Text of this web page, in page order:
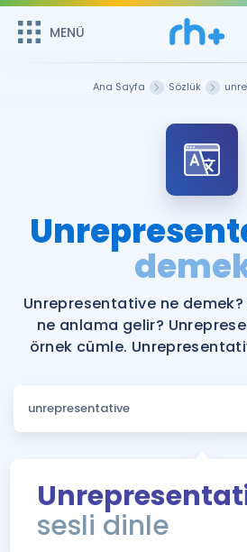
MENÜ
Şifremi
Sepetin Şu An
Remzi Hoca ile seni sınava
bekliyor!
MENÜ
Katılımcı Görüşleri
Faydalı Araçlar
Ücretsiz Kaynaklar
Puan Hesaplama
ÖSYM Sınav Takvimi
Kampanyalar
Blog
Ana Sayfa Sözlük
Unrepresentative ne
ne anlama gelir?
örnek cümle.
sesli dinle